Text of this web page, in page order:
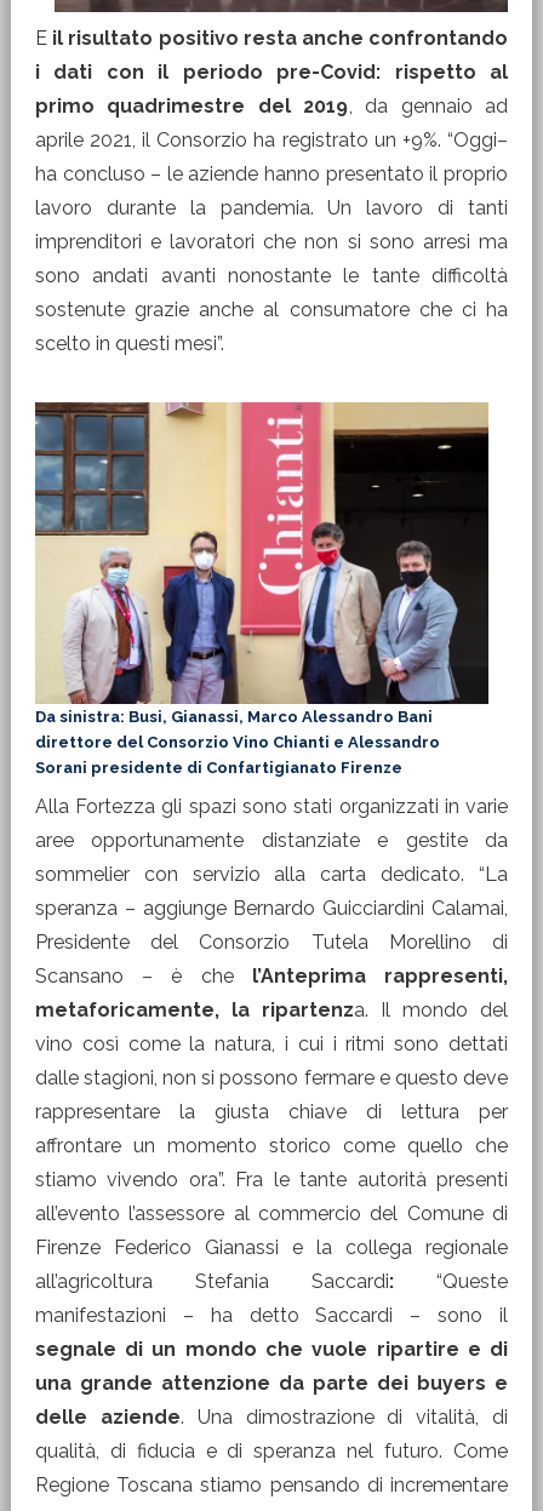
E il risultato positivo resta anche confrontando
i dati con il periodo pre-Covid: rispetto al
primo quadrimestre del 2019, da gennaio ad
aprile 2021, il Consorzio ha registrato un +9%. “Oggi–
ha concluso – le aziende hanno presentato il proprio
lavoro durante la pandemia. Un lavoro di tanti
imprenditori e lavoratori che non si sono arresi ma
sono andati avanti nonostante le tante difficoltà
sostenute grazie anche al consumatore che ci ha
scelto in questi mesi”.
Da sinistra: Busi, Gianassi, Marco Alessandro Bani
direttore del Consorzio Vino Chianti e Alessandro
Sorani presidente di Confartigianato Firenze
Alla Fortezza gli spazi sono stati organizzati in varie
aree opportunamente distanziate e gestite da
sommelier con servizio alla carta dedicato. “La
speranza – aggiunge Bernardo Guicciardini Calamai,
Presidente del Consorzio Tutela Morellino di
Scansano – è che l’Anteprima rappresenti,
metaforicamente, la ripartenza. Il mondo del
vino così come la natura, i cui i ritmi sono dettati
dalle stagioni, non si possono fermare e questo deve
rappresentare la giusta chiave di lettura per
affrontare un momento storico come quello che
stiamo vivendo ora”. Fra le tante autorità presenti
all’evento l’assessore al commercio del Comune di
Firenze Federico Gianassi e la collega regionale
all’agricoltura
Stefania Saccardi: “Queste
manifestazioni – ha detto Saccardi – sono il
segnale di un mondo che vuole ripartire e di
una grande attenzione da parte dei buyers e
delle aziende. Una dimostrazione di vitalità, di
qualità, di fiducia e di speranza nel futuro. Come
Regione Toscana stiamo pensando di incrementare